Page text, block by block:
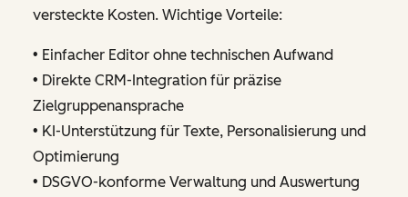
versteckte Kosten. Wichtige Vorteile:
• Einfacher Editor ohne technischen Aufwand
• Direkte CRM-Integration für präzise
Zielgruppenansprache
• KI-Unterstützung für Texte, Personalisierung und
Optimierung
• DSGVO-konforme Verwaltung und Auswertung